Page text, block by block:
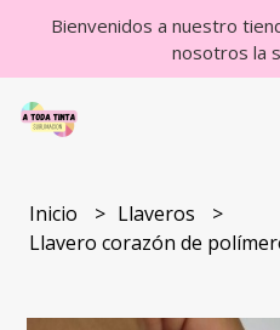
Bienvenidos a nuestro
nosotros la
Inicio
Llaveros
Llavero corazón de